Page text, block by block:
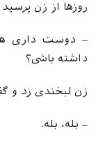
روزها از زن پرسید
– دوست داری
داشته باشی؟
زن لبخندی زد و
– بله، بله.